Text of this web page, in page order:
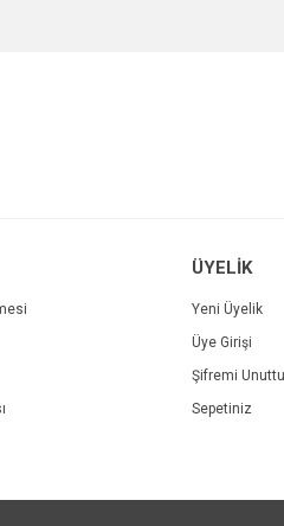
ÜYELİK
Yeni Üyelik
Üye Girişi
Şifremi
Sepetiniz